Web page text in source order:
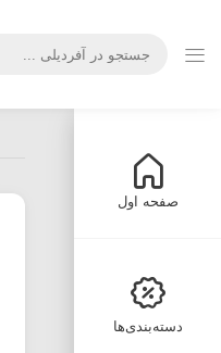
صفحه اول
دسته‌بندی‌ها